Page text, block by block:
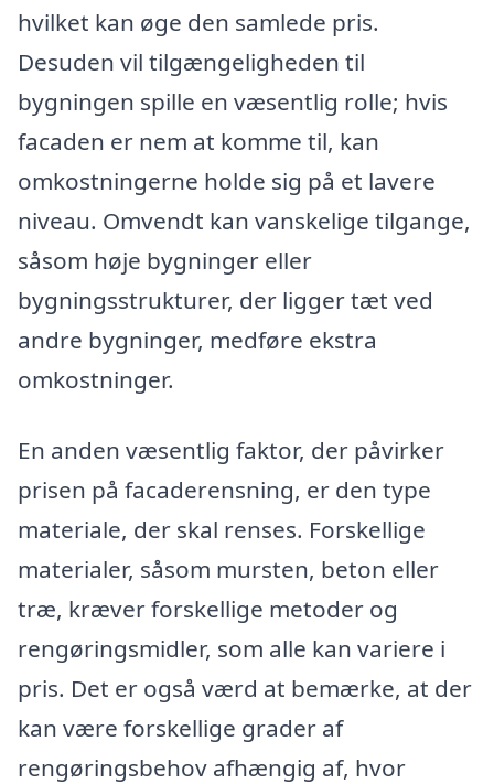
hvilket kan øge den samlede pris.
Desuden vil tilgængeligheden til
bygningen spille en væsentlig rolle; hvis
facaden er nem at komme til, kan
omkostningerne holde sig på et lavere
niveau. Omvendt kan vanskelige tilgange,
såsom høje bygninger eller
bygningsstrukturer, der ligger tæt ved
andre bygninger, medføre ekstra
omkostninger.
En anden væsentlig faktor, der påvirker
prisen på facaderensning, er den type
materiale, der skal renses. Forskellige
materialer, såsom mursten, beton eller
træ, kræver forskellige metoder og
rengøringsmidler, som alle kan variere i
pris. Det er også værd at bemærke, at der
kan være forskellige grader af
rengøringsbehov afhængig af, hvor